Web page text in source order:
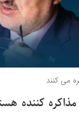
می کنند
کننده